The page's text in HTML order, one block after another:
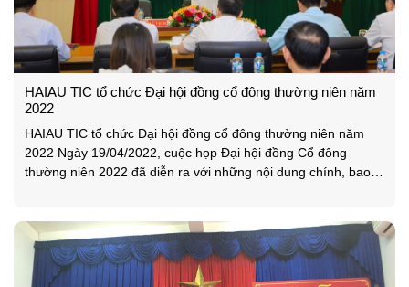
HAIAU TIC tổ chức Đại hội đồng cổ đông thường niên năm
2022
HAIAU TIC tổ chức Đại hội đồng cổ đông thường niên năm
2022 Ngày 19/04/2022, cuộc họp Đại hội đồng Cổ đông
thường niên 2022 đã diễn ra với những nội dung chính, bao